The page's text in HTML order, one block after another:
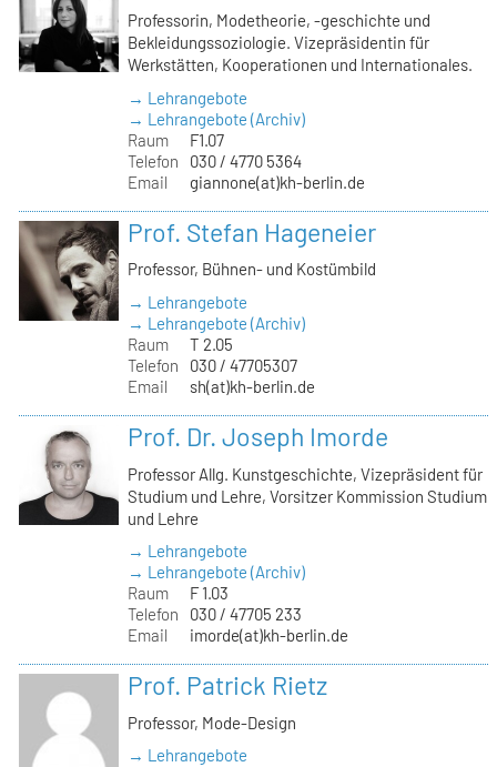
Professorin, Modetheorie, -geschichte und
Bekleidungssoziologie. Vizepräsidentin für
Werkstätten, Kooperationen und Internationales.
→ Lehrangebote
→ Lehrangebote (Archiv)
Raum
F1.07
Telefon
030 / 4770 5364
Email
giannone(at)kh-berlin.de
Prof. Stefan Hageneier
Professor, Bühnen- und Kostümbild
→ Lehrangebote
→ Lehrangebote (Archiv)
Raum
T 2.05
Telefon
030 / 47705307
Email
sh(at)kh-berlin.de
Prof. Dr. Joseph Imorde
Professor Allg. Kunstgeschichte, Vizepräsident für
Studium und Lehre, Vorsitzer Kommission Studium
und Lehre
→ Lehrangebote
→ Lehrangebote (Archiv)
Raum
F 1.03
Telefon
030 / 47705 233
Email
imorde(at)kh-berlin.de
Prof. Patrick Rietz
Professor, Mode-Design
→ Lehrangebote